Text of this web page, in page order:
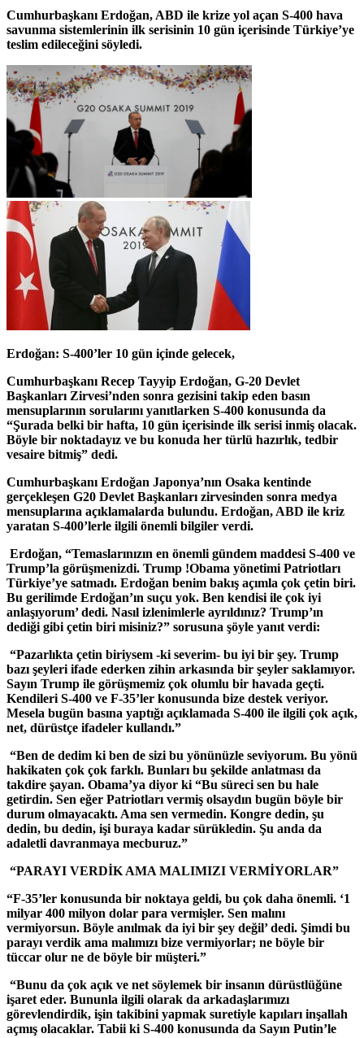
Cumhurbaşkanı Erdoğan, ABD ile krize yol açan S-400 hava
savunma sistemlerinin ilk serisinin 10 gün içerisinde Türkiye’ye
teslim edileceğini söyledi.
Erdoğan: S-400’ler 10 gün içinde gelecek,
Cumhurbaşkanı Recep Tayyip Erdoğan, G-20 Devlet
Başkanları Zirvesi’nden sonra gezisini takip eden basın
mensuplarının sorularını yanıtlarken S-400 konusunda da
“Şurada belki bir hafta, 10 gün içerisinde ilk serisi inmiş olacak.
Böyle bir noktadayız ve bu konuda her türlü hazırlık, tedbir
vesaire bitmiş” dedi.
Cumhurbaşkanı Erdoğan Japonya’nın Osaka kentinde
gerçekleşen G20 Devlet Başkanları zirvesinden sonra medya
mensuplarına açıklamalarda bulundu. Erdoğan, ABD ile kriz
yaratan S-400’lerle ilgili önemli bilgiler verdi.
Erdoğan, “Temaslarınızın en önemli gündem maddesi S-400 ve
Trump’la görüşmenizdi. Trump !Obama yönetimi Patriotları
Türkiye’ye satmadı. Erdoğan benim bakış açımla çok çetin biri.
Bu gerilimde Erdoğan’ın suçu yok. Ben kendisi ile çok iyi
anlaşıyorum’ dedi. Nasıl izlenimlerle ayrıldınız? Trump’ın
dediği gibi çetin biri misiniz?” sorusuna şöyle yanıt verdi:
“Pazarlıkta çetin biriysem -ki severim- bu iyi bir şey. Trump
bazı şeyleri ifade ederken zihin arkasında bir şeyler saklamıyor.
Sayın Trump ile görüşmemiz çok olumlu bir havada geçti.
Kendileri S-400 ve F-35’ler konusunda bize destek veriyor.
Mesela bugün basına yaptığı açıklamada S-400 ile ilgili çok açık,
net, dürüstçe ifadeler kullandı.”
“Ben de dedim ki ben de sizi bu yönünüzle seviyorum. Bu yönü
hakikaten çok çok farklı. Bunları bu şekilde anlatması da
takdire şayan. Obama’ya diyor ki “Bu süreci sen bu hale
getirdin. Sen eğer Patriotları vermiş olsaydın bugün böyle bir
durum olmayacaktı. Ama sen vermedin. Kongre dedin, şu
dedin, bu dedin, işi buraya kadar sürükledin. Şu anda da
adaletli davranmaya mecburuz.”
“PARAYI VERDİK AMA MALIMIZI VERMİYORLAR”
“F-35’ler konusunda bir noktaya geldi, bu çok daha önemli. ‘1
milyar 400 milyon dolar para vermişler. Sen malını
vermiyorsun. Böyle anılmak da iyi bir şey değil’ dedi. Şimdi bu
parayı verdik ama malımızı bize vermiyorlar; ne böyle bir
tüccar olur ne de böyle bir müşteri.”
“Bunu da çok açık ve net söylemek bir insanın dürüstlüğüne
işaret eder. Bununla ilgili olarak da arkadaşlarımızı
görevlendirdik, işin takibini yapmak suretiyle kapıları inşallah
açmış olacaklar. Tabii ki S-400 konusunda da Sayın Putin’le